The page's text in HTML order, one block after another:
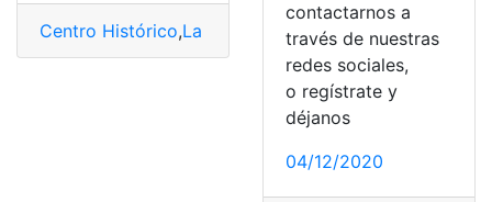
Centro Histórico,La Ronda Lugares,Quito,Turismo
contactarnos a
través de nuestras
redes sociales,
o regístrate y
déjanos
04/12/2020